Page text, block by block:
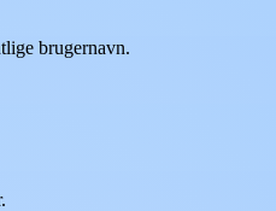
brugernavn.